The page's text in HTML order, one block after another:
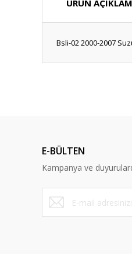
ÜRÜN
Bsli-02 2000-2007
Ürün bilgilerinde
Ürün fiyatı diğer
Bu ürüne benzer
E-BÜLTEN
Kampanya ve